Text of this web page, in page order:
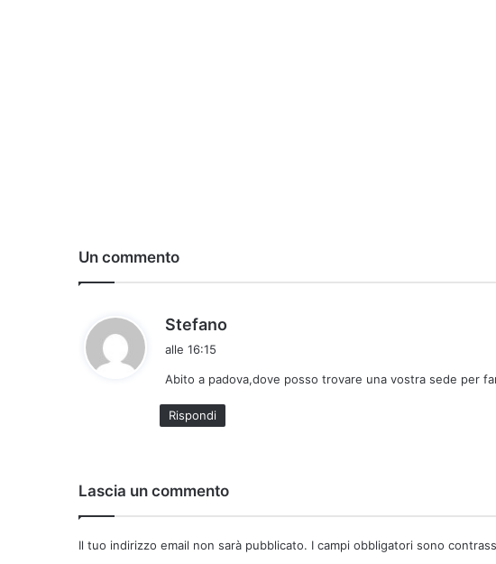
Un commento
Stefano
e
alle 16:15
Abito a padova,dove posso trovare una vostra sede per
Rispondi
Lascia un commento
Il tuo indirizzo email non sarà pubblicato. I campi obbligatori sono